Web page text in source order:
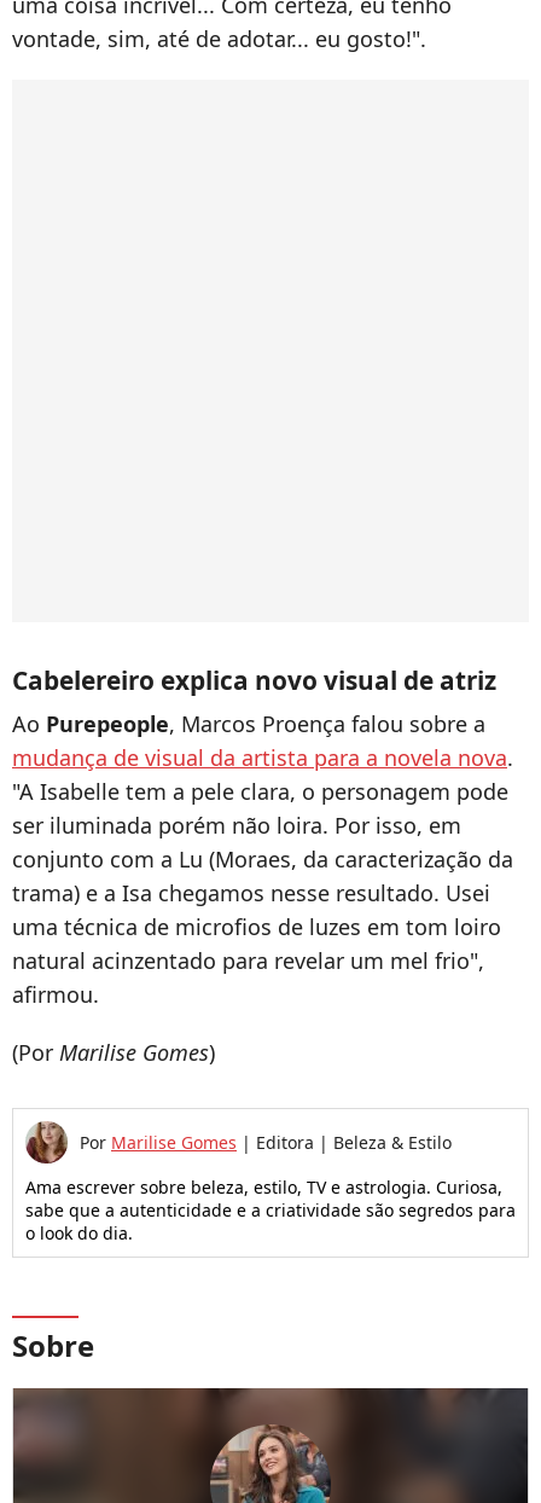
vontade, sim, até de adotar... eu gosto!".
Cabelereiro explica novo visual de atriz
Ao Purepeople, Marcos Proença falou sobre a
mudança de visual da artista para a novela nova.
"A Isabelle tem a pele clara, o personagem pode
ser iluminada porém não loira. Por isso, em
conjunto com a Lu (Moraes, da caracterização da
trama) e a Isa chegamos nesse resultado. Usei
uma técnica de microfios de luzes em tom loiro
natural acinzentado para revelar um mel frio",
afirmou.
(Por Marilise Gomes)
Por Marilise Gomes | Editora | Beleza & Estilo
Ama escrever sobre beleza, estilo, TV e astrologia. Curiosa,
sabe que a autenticidade e a criatividade são segredos para
o look do dia.
Sobre